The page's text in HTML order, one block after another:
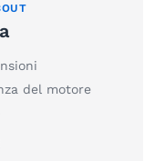
del motore